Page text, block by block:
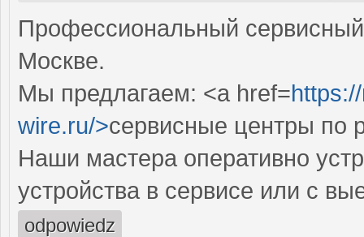
Профессиональный
Москве.
Мы предлагаем: <a href=
wire.ru/>сервисные центры по
Наши мастера оперативно
устройства в сервисе или с
odpowiedz